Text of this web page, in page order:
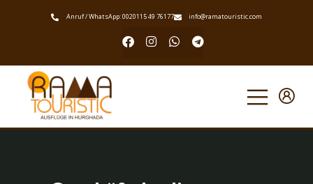
Anruf / WhatsApp: 0020115 49 76177 info@ramatouristic.com